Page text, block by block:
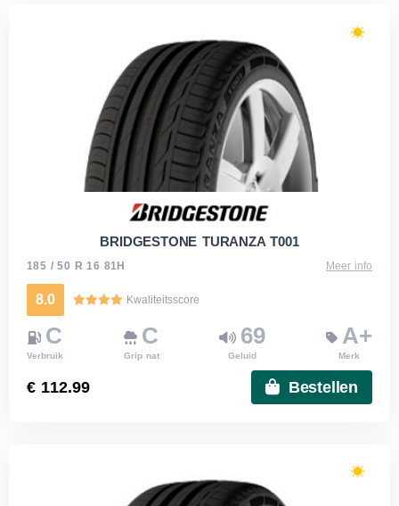
BRIDGESTONE TURANZA T001
185 / 50 R 16 81H Meer info
8.0 Kwaliteitsscore
C
Verbruik
C
Grip nat
69
Geluid
A+
Merk
€ 112.99 Bestellen